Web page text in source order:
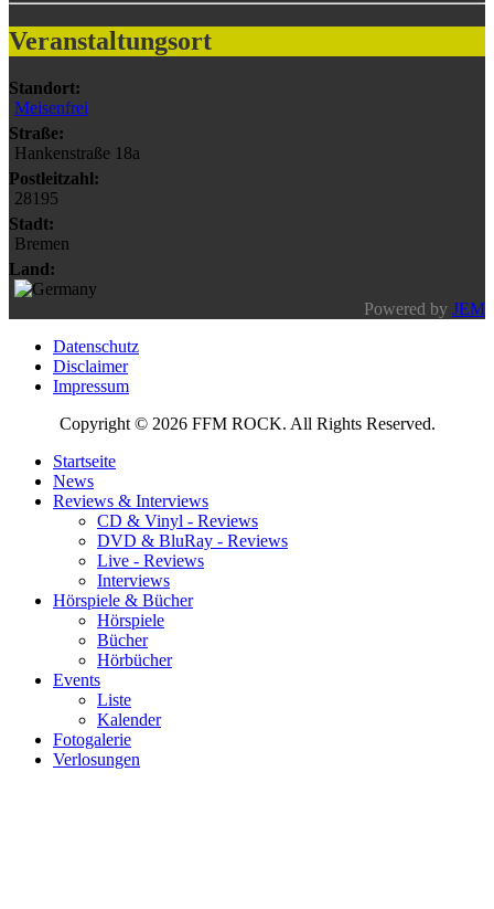
Veranstaltungsort
Standort:
Meisenfrei
Straße:
Hankenstraße 18a
Postleitzahl:
28195
Stadt:
Bremen
Land:
Powered by JEM
Datenschutz
Disclaimer
Impressum
Copyright © 2026 FFM ROCK. All Rights Reserved.
Startseite
News
Reviews & Interviews
CD & Vinyl - Reviews
DVD & BluRay - Reviews
Live - Reviews
Interviews
Hörspiele & Bücher
Hörspiele
Bücher
Hörbücher
Events
Liste
Kalender
Fotogalerie
Verlosungen